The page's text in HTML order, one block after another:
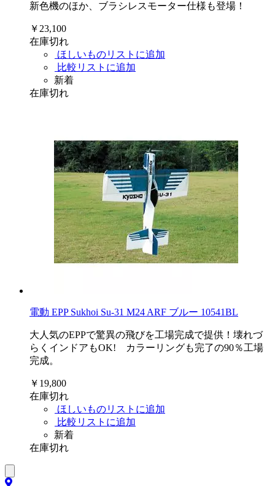
新色機のほか、ブラシレスモーター仕様も登場！
￥23,100
在庫切れ
ほしいものリストに追加
比較リストに追加
新着
在庫切れ
電動 EPP Sukhoi Su-31 M24 ARF ブルー 10541BL
大人気のEPPで驚異の飛びを工場完成で提供！壊れづ
らくインドアもOK! カラーリングも完了の90％工場
完成。
￥19,800
在庫切れ
ほしいものリストに追加
比較リストに追加
新着
在庫切れ